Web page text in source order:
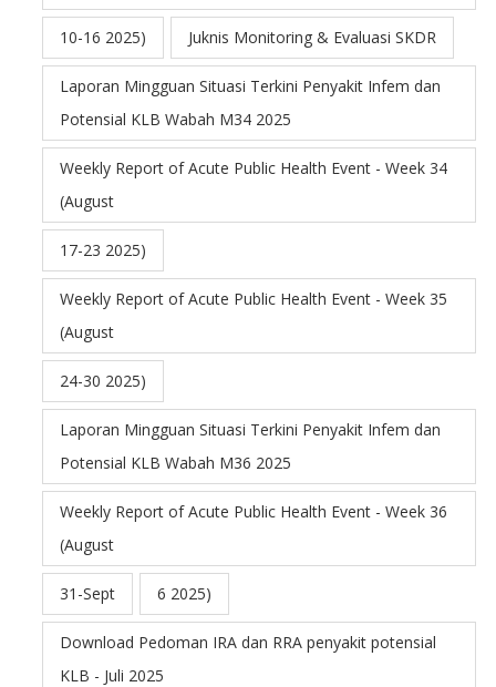
10-16 2025) Juknis Monitoring & Evaluasi SKDR
Laporan Mingguan Situasi Terkini Penyakit Infem dan
Potensial KLB Wabah M34 2025
Weekly Report of Acute Public Health Event - Week 34
(August
17-23 2025)
Weekly Report of Acute Public Health Event - Week 35
(August
24-30 2025)
Laporan Mingguan Situasi Terkini Penyakit Infem dan
Potensial KLB Wabah M36 2025
Weekly Report of Acute Public Health Event - Week 36
(August
31-Sept 6 2025)
Download Pedoman IRA dan RRA penyakit potensial
KLB - Juli 2025